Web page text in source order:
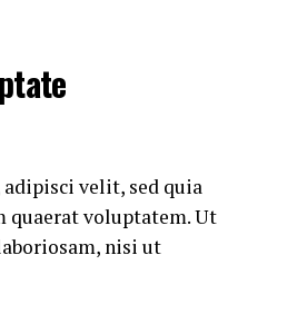
velit, sed quia
quaerat voluptatem. Ut
nisi ut